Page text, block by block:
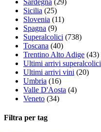
Sicilia (25)
Slovenia (11)
Spagna (9)
Superalcolici (738)
Toscana (40)
Trentino Alto Adige (43)
Ultimi arrivi superalcolici
Ultimi arrivi vini (20)
Umbria (16)
Valle D'Aosta (4)
Veneto (34)
Filtra per tag